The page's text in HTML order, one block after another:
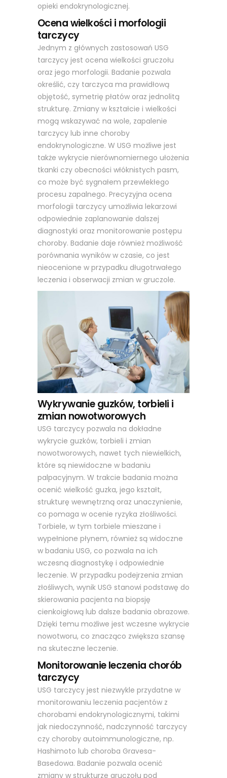
opieki endokrynologicznej.
Ocena wielkości i morfologii
tarczycy
Jednym z głównych zastosowań USG
tarczycy jest ocena wielkości gruczołu
oraz jego morfologii. Badanie pozwala
określić, czy tarczyca ma prawidłową
objętość, symetrię płatów oraz jednolitą
strukturę. Zmiany w kształcie i wielkości
mogą wskazywać na wole, zapalenie
tarczycy lub inne choroby
endokrynologiczne. W USG możliwe jest
także wykrycie nierównomiernego ułożenia
tkanki czy obecności włóknistych pasm,
co może być sygnałem przewlekłego
procesu zapalnego. Precyzyjna ocena
morfologii tarczycy umożliwia lekarzowi
odpowiednie zaplanowanie dalszej
diagnostyki oraz monitorowanie postępu
choroby. Badanie daje również możliwość
porównania wyników w czasie, co jest
nieocenione w przypadku długotrwałego
leczenia i obserwacji zmian w gruczole.
Wykrywanie guzków, torbieli i
zmian nowotworowych
USG tarczycy pozwala na dokładne
wykrycie guzków, torbieli i zmian
nowotworowych, nawet tych niewielkich,
które są niewidoczne w badaniu
palpacyjnym. W trakcie badania można
ocenić wielkość guzka, jego kształt,
strukturę wewnętrzną oraz unaczynienie,
co pomaga w ocenie ryzyka złośliwości.
Torbiele, w tym torbiele mieszane i
wypełnione płynem, również są widoczne
w badaniu USG, co pozwala na ich
wczesną diagnostykę i odpowiednie
leczenie. W przypadku podejrzenia zmian
złośliwych, wynik USG stanowi podstawę do
skierowania pacjenta na biopsję
cienkoigłową lub dalsze badania obrazowe.
Dzięki temu możliwe jest wczesne wykrycie
nowotworu, co znacząco zwiększa szansę
na skuteczne leczenie.
Monitorowanie leczenia chorób
tarczycy
USG tarczycy jest niezwykle przydatne w
monitorowaniu leczenia pacjentów z
chorobami endokrynologicznymi, takimi
jak niedoczynność, nadczynność tarczycy
czy choroby autoimmunologiczne, np.
Hashimoto lub choroba Gravesa-
Basedowa. Badanie pozwala ocenić
zmiany w strukturze gruczołu pod